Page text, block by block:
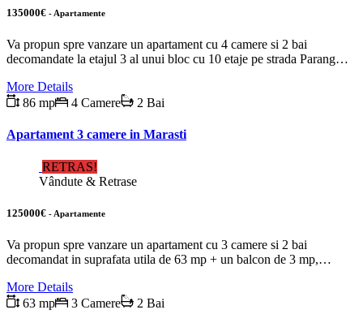
135000€ - Apartamente
Va propun spre vanzare un apartament cu 4 camere si 2 bai
decomandate la etajul 3 al unui bloc cu 10 etaje pe strada Parang…
More Details
86 mp
4 Camere 2 Bai
Apartament 3 camere in Marasti
RETRAS!
Vândute & Retrase
125000€ - Apartamente
Va propun spre vanzare un apartament cu 3 camere si 2 bai
decomandat in suprafata utila de 63 mp + un balcon de 3 mp,…
More Details
63 mp
3 Camere 2 Bai